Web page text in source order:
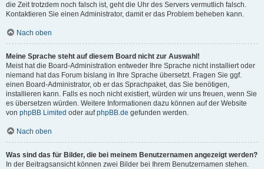
die Zeit trotzdem noch falsch ist, geht die Uhr des Servers vermutlich falsch.
Kontaktieren Sie einen Administrator, damit er das Problem beheben kann.
Nach oben
Meine Sprache steht auf diesem Board nicht zur Auswahl!
Meist hat die Board-Administration entweder Ihre Sprache nicht installiert oder
niemand hat das Forum bislang in Ihre Sprache übersetzt. Fragen Sie ggf.
einen Board-Administrator, ob er das Sprachpaket, das Sie benötigen,
installieren kann. Falls es noch nicht existiert, würden wir uns freuen, wenn Sie
es übersetzen würden. Weitere Informationen dazu können auf der Website
von phpBB Limited oder aufphpBB.de gefunden werden.
Nach oben
Was sind das für Bilder, die bei meinem Benutzernamen angezeigt werden?
In der Beitragsansicht können zwei Bilder bei Ihrem Benutzernamen stehen.